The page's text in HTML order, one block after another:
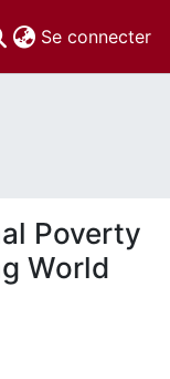
Se connecter
Poverty
World